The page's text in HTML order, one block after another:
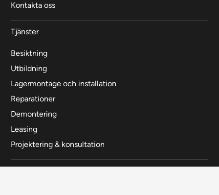
Kontakta oss
Tjänster
Besiktning
Utbildning
Lagermontage och installation
Reparationer
Demontering
Leasing
Projektering & konsultation